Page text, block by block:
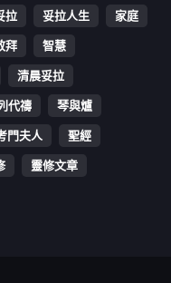
拉 妥拉人生
家庭
拜
智慧
清晨妥拉
代禱
琴與爐
門夫人
聖經
靈修文章